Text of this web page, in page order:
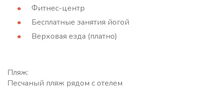
Фитнес-центр
Бесплатные занятия йогой
Верховая езда (платно)
Пляж:
Песчаный пляж рядом с отелем